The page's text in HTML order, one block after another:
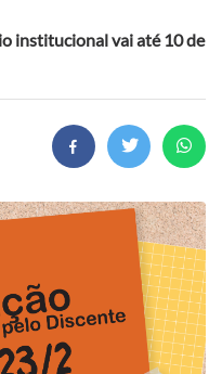
institucional vai até 10 de